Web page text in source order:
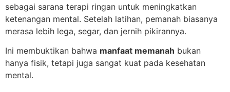
sebagai sarana terapi ringan untuk meningkatkan
ketenangan mental. Setelah latihan, pemanah biasanya
merasa lebih lega, segar, dan jernih pikirannya.
Ini membuktikan bahwa manfaat memanah bukan
hanya fisik, tetapi juga sangat kuat pada kesehatan
mental.